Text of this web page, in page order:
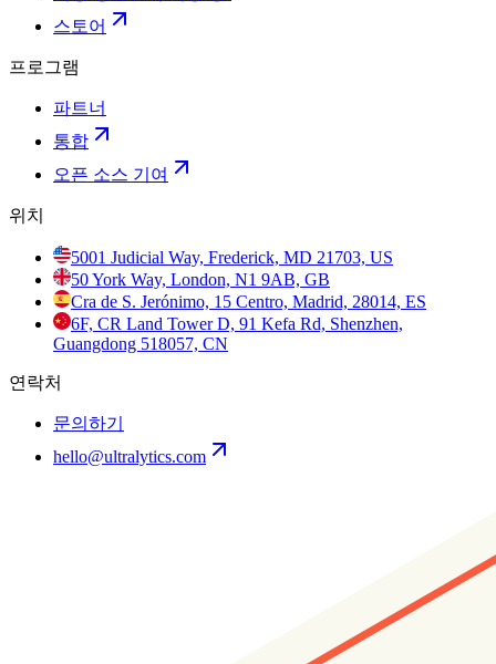
스토어
프로그램
파트너
통합
오픈 소스 기여
위치
5001 Judicial Way, Frederick, MD 21703, US
50 York Way, London, N1 9AB, GB
Cra de S. Jerónimo, 15 Centro, Madrid, 28014, ES
6F, CR Land Tower D, 91 Kefa Rd, Shenzhen,
Guangdong 518057, CN
연락처
문의하기
hello@ultralytics.com